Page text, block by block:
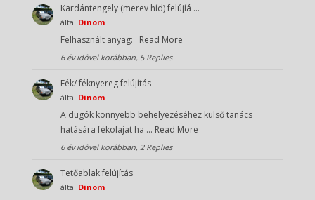
Kardántengely (merev híd) felújíá …
által Dinom
Felhasznált anyag: Read More
6 év idővel korábban, 5 Replies
Fék/ féknyereg felújítás
által Dinom
A dugók könnyebb behelyezéséhez külső tanács
hatására fékolajat ha … Read More
6 év idővel korábban, 2 Replies
Tetőablak felújítás
által Dinom